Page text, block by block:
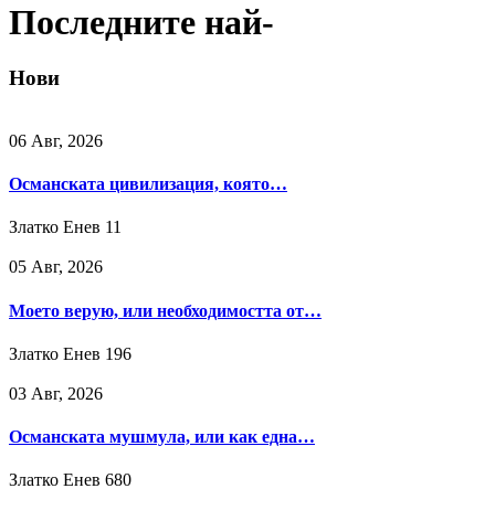
Последните най-
Нови
06 Авг, 2026
Османската цивилизация, която…
Златко Енев 11
05 Авг, 2026
Моето верую, или необходимостта от…
Златко Енев 196
03 Авг, 2026
Османската мушмула, или как една…
Златко Енев 680